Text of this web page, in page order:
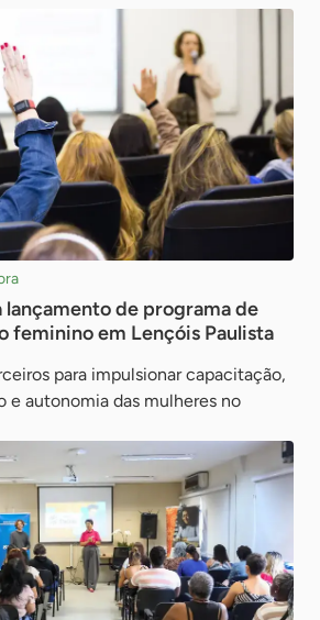
lançamento de programa de
feminino em Lençóis Paulista
para impulsionar capacitação,
e autonomia das mulheres no